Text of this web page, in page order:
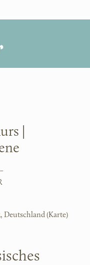
|
Deutschland (Karte)